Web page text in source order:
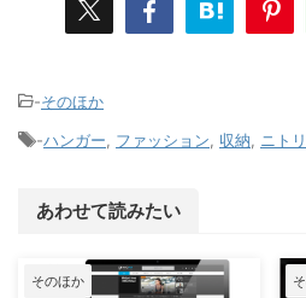
-そのほか
-ハンガー ファッション 収納 ニトリ
あわせて読みたい
そのほか